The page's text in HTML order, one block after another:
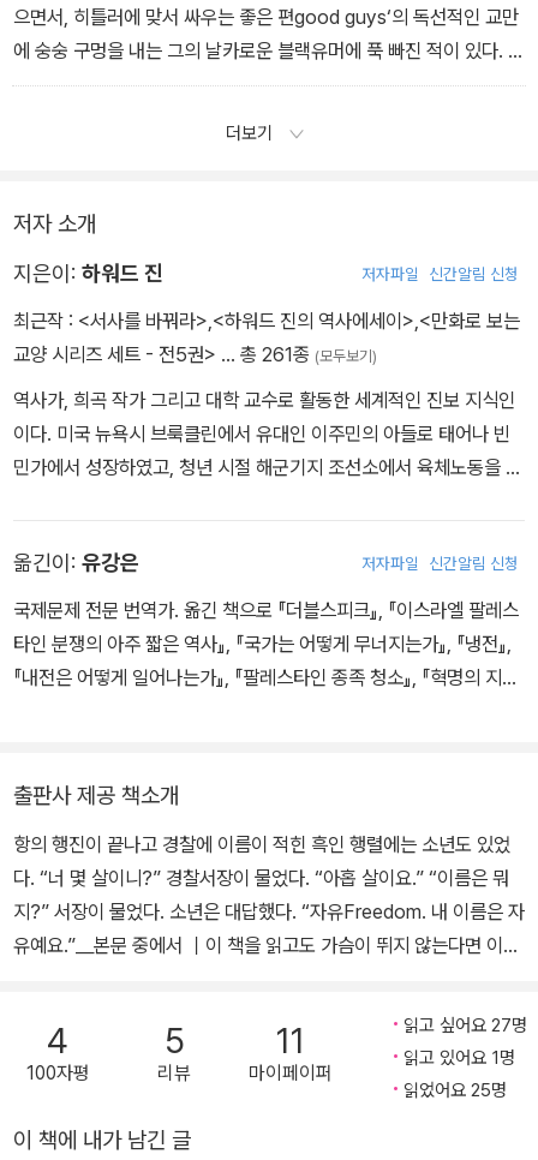
으면서, 히틀러에 맞서 싸우는 좋은 편good guys‘의 독선적인 교만
에 숭숭 구멍을 내는 그의 날카로운 블랙유머에 푹 빠진 적이 있다. 헬
러가 만들어 낸 광인이지만 현명한 반反영웅, 폭격수 요새리언
사람들-르와양의 프랑스인들만이 아니라 플제니의 체코인.
을 알고 있었다. 1970년대 초반 『전후의 미국PostuarAmerica」이
란 책을 쓰면서 나는 제2차 세계대전에 관한 장의 제목을 ‘최고의 전
쟁‘이라고 한껏 비꼬아 붙였다.
더보기
저자 소개
지은이: 하워드 진 저자파일 신간알림 신청
최근작 : <서사를 바꿔라> <하워드 진의 역사에세이> <만화로 보는
교양 시리즈 세트 - 전5권> … 총 261종 (모두보기)
역사가, 희곡 작가 그리고 대학 교수로 활동한 세계적인 진보 지식인
이다. 미국 뉴욕시 브룩클린에서 유대인 이주민의 아들로 태어나 빈
민가에서 성장하였고, 청년 시절 해군기지 조선소에서 육체노동을 하
후 컬럼비아 대학교에서 역사학 박사학위를 받았다. 1956년 흑인들
만 다니는 학교인 스펠만 대학교의 역사학 교수가 되었고, 학생들과
함께 흑인차별에 항거하는 민권 운동을 벌였다. 1964년 보스턴 대학
교로 자리를 옮겨 베트남 반전 운동의 선두에 섰으며, 1988년까지
적 저서는 민중의 시각에서 미국의 역사를 관찰한 《미국 민중사(A P
eople’s History of the United States)》로, 이 책은 1980년 출
간 당시 4,000부가 발행되었으나 2009년 말까지 200만 부가 팔려
나가며 베스트셀러가 되었다. 그 밖에 미국의 폭력과 법의 계급성을
폭로한 《오만한 제국(Declarations of Independence)》, 자전적
《엠마(Emma)》 등의 희곡 3편을 남겼다. 그는 토머스 머튼 상, 유진
V. 데브스 상, 업턴 싱클레어 상, 래넌 문학상 등을 수상했다.
옮긴이: 유강은 저자파일 신간알림 신청
국제문제 전문 번역가. 옮긴 책으로 『더블스피크』, 『이스라엘 팔레스
타인 분쟁의 아주 짧은 역사』, 『국가는 어떻게 무너지는가』, 『냉전』,
『내전은 어떻게 일어나는가』, 『팔레스타인 종족 청소』, 『혁명의 지성
출판사 제공 책소개
항의 행진이 끝나고 경찰에 이름이 적힌 흑인 행렬에는 소년도 있었
다. “너 몇 살이니?” 경찰서장이 물었다. “아홉 살이요.” “이름은 뭐
지?” 서장이 물었다. 소년은 대답했다. “자유Freedom. 내 이름은 자
유예요.”＿본문 중에서 ｜이 책을 읽고도 가슴이 뛰지 않는다면 이미
식당에 가만히 앉아 있는 것. 노래를 부르지도 않았고, 떠들지도 않았
으며, 욕을 한 것도 아니었다. 단지 앉아 있었다는 이유로 그들은 얻어
맞았고, 체포당했고, 얼굴에 침을 뱉는 사람들을 만나야 했다. 거짓말
교수로 있던 시절엔 이런 황당한 일이 날마다 벌어졌다. 흑백 분리 식
4
100자평
5
리뷰
11
마이페이퍼
읽고 싶어요 27명
읽고 있어요 1명
읽었어요 25명
이 책에 내가 남긴 글